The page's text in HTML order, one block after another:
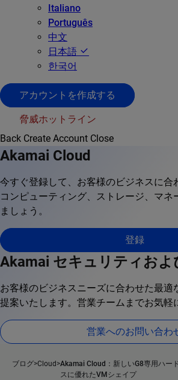
Italiano
Português
中文
日本語
한국어
アカウントを作成する
脅威ホットライン
Back Create Account Close
Akamai Cloud
今すぐ登録して、お客様のビジネスに合
コンピューティング、ストレージ、マネ
ましょう。
登録
Akamai セキュリティおよ
お客様のビジネスニーズに合わせた最適
提案いたします。営業チームまでお気軽
営業へのお問い合わ
ブログ Cloud Akamai Cloud：新しいG8専用ハー
スに優れたVMシェイプ